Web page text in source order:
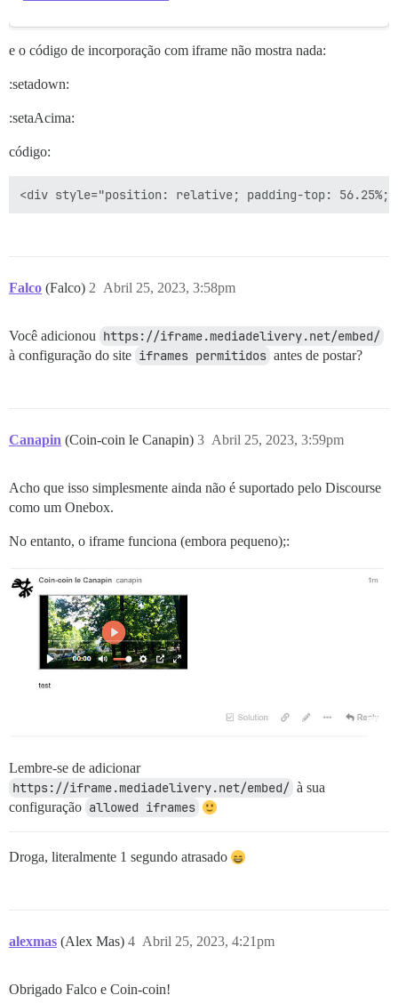
e o código de incorporação com iframe não mostra nada:
:setadown:
:setaAcima:
código:
Falco (Falco) Abril 25, 2023, 3:58pm
2
Você adicionou https://iframe.mediadelivery.net/embed/
à configuração do site iframes permitidos antes de postar?
Canapin (Coin-coin le Canapin) Abril 25, 2023, 3:59pm
3
Acho que isso simplesmente ainda não é suportado pelo Discourse
como um Onebox.
No entanto, o iframe funciona (embora pequeno);:
Lembre-se de adicionar
https://iframe.mediadelivery.net/embed/ à sua
configuração allowed iframes
Droga, literalmente 1 segundo atrasado
alexmas (Alex Mas) Abril 25, 2023, 4:21pm
4
Obrigado Falco e Coin-coin!